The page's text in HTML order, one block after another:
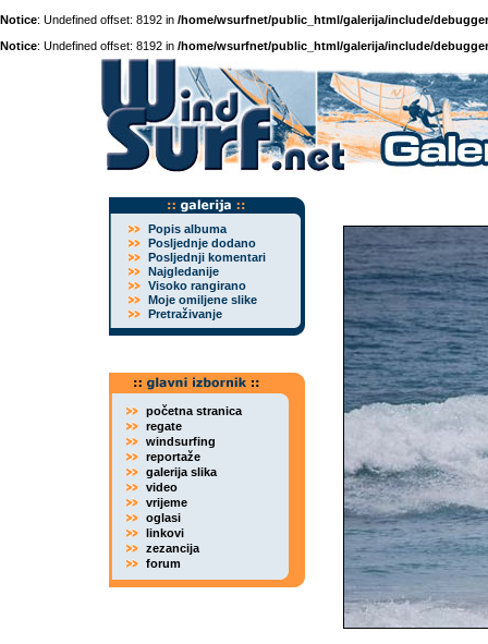
Notice: Undefined offset: 8192 in /home/wsurfnet/public_html/galerija/include/
Notice: Undefined offset: 8192 in /home/wsurfnet/public_html/galerija/include/
Popis albuma
Posljednje dodano
Posljednji komentari
Najgledanije
Visoko rangirano
Moje omiljene slike
Pretraživanje
početna stranica
regate
windsurfing
reportaže
galerija slika
video
vrijeme
oglasi
linkovi
zezancija
forum